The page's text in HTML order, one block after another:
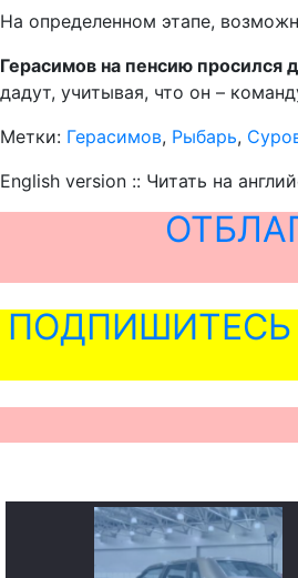
На определенном этапе,
Герасимов на пенсию просился
дадут, учитывая, что он –
Метки: Герасимов, Рыбарь,
English version :: Читать на
ПОДПИШИТЕСЬ